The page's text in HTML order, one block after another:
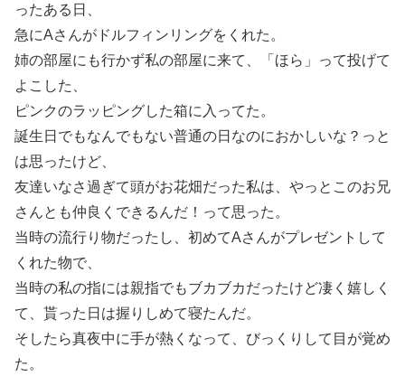
ったある日、
急にAさんがドルフィンリングをくれた。
姉の部屋にも行かず私の部屋に来て、「ほら」って投げて
よこした、
ピンクのラッピングした箱に入ってた。
誕生日でもなんでもない普通の日なのにおかしいな？っと
は思ったけど、
友達いなさ過ぎて頭がお花畑だった私は、やっとこのお兄
さんとも仲良くできるんだ！って思った。
当時の流行り物だったし、初めてAさんがプレゼントして
くれた物で、
当時の私の指には親指でもブカブカだったけど凄く嬉しく
て、貰った日は握りしめて寝たんだ。
そしたら真夜中に手が熱くなって、びっくりして目が覚め
た。